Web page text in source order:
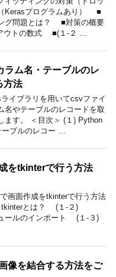
Kerasプログラムあり） ■
グ問題とは？ ■対策の概要
ウトの数式 ■(１-２ …
ム名・テーブルのレ
方法
イブラリを用いてcsvファイ
名やテーブルのレコードを取
ます。 ＜目次＞ (１) Python
ブルのレコー …
をtkinterで行う方法
画面作成をtkinterで行う方法
tkinterとは？ (１-２)
ールのインポート (１-３)
像を結合する方法をご